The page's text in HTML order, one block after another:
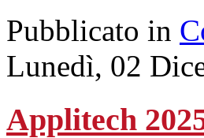
Pubblicato in
Lunedì, 02
Applitech